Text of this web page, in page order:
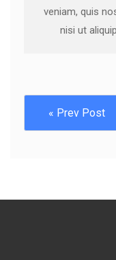
veniam, quis
nisi ut
« Prev Post